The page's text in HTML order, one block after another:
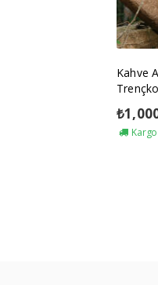
Kahve
₺